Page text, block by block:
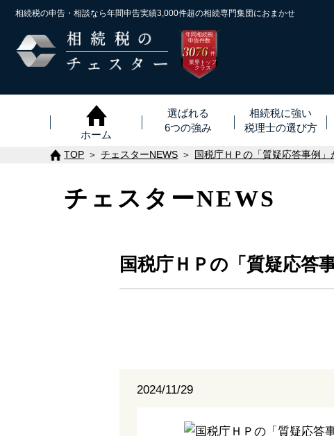
相続税の申告・相談なら年間申告実績3,000件超の相続専門集団におまかせ
年間相続税
申告件数
3076 ※
件
業界トップ
クラス
ホーム
選ばれる
6つの強み
相続税に強い
税理士の選び方
TOP チェスターNEWS 国税庁ＨＰの「質疑応答事例」
チェスターNEWS
国税庁ＨＰの「質疑応答
2024/11/29